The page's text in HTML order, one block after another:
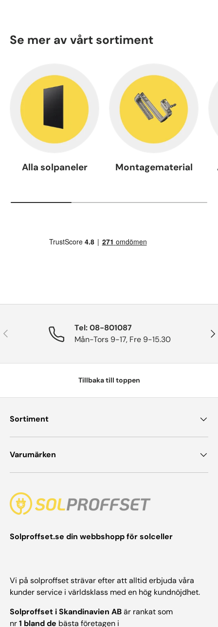
Se mer av vårt sortiment
Alla solpaneler Montagematerial
Tidigare
Tel: 08-801087
Mån-Tors 9-17, Fre 9-15.30
Tillbaka till toppen
Sortiment
Varumärken
Solproffset.se din webbshopp för solceller
Vi på solproffset strävar efter att alltid erbjuda våra
kunder service i världsklass med en hög kundnöjdhet.
Solproffset i Skandinavien ABär rankat som
nr1 bland de bästa företagen i